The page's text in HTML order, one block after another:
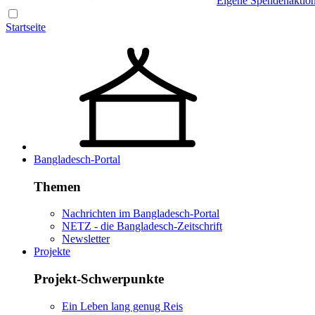
Startseite
Bangladesch-Portal
Themen
Nachrichten im Bangladesch-Portal
NETZ - die Bangladesch-Zeitschrift
Newsletter
Projekte
Projekt-Schwerpunkte
Ein Leben lang genug Reis